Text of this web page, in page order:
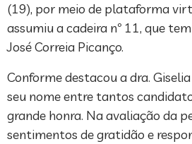
(19), por meio de plataforma
assumiu a cadeira nº 11, que
José Correia Picanço.
Conforme destacou a dra.
seu nome entre tantos
grande honra. Na avaliação da
sentimentos de gratidão e